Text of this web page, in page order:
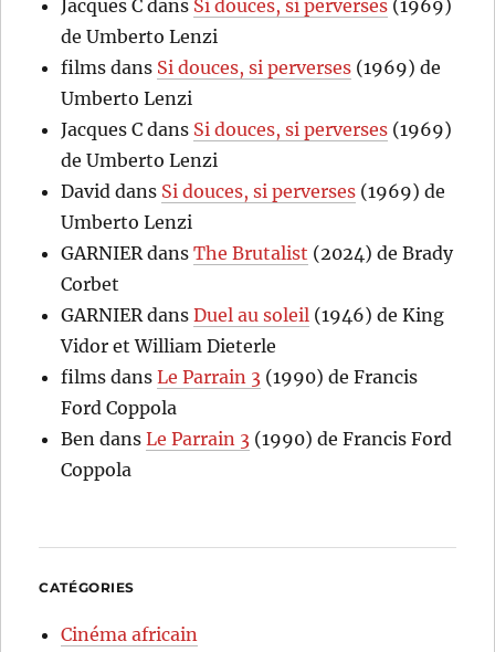
Jacques C dans Si douces, si perverses (1969)
de Umberto Lenzi
films dans Si douces, si perverses (1969) de
Umberto Lenzi
Jacques C dans Si douces, si perverses (1969)
de Umberto Lenzi
David dans Si douces, si perverses (1969) de
Umberto Lenzi
GARNIER dansThe Brutalist (2024) de Brady
Corbet
GARNIER dansDuel au soleil (1946) de King
Vidor et William Dieterle
films dansLe Parrain 3 (1990) de Francis
Ford Coppola
Ben dansLe Parrain 3 (1990) de Francis Ford
Coppola
CATÉGORIES
Cinéma africain